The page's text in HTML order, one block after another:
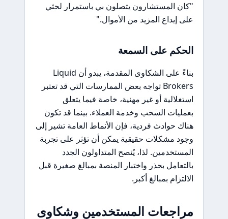
"كان المستشارون يتصلون بي باستمرار لحثي
على إيداع المزيد من الأموال."
الحكم على السمعة
بناءً على الشكاوى المقدمة، يبدو أن Liquid
Brokers تواجه بعض الممارسات التي قد تعتبر
استغلالية أو غير مهنية، خاصة فيما يتعلق
بعمليات السحب وخدمة العملاء. بينما قد تكون
هناك حوادث فردية، فإن الأنماط العامة تشير إلى
وجود مشكلات حقيقية يمكن أن تؤثر على تجربة
المستخدمين. لذا، يُنصح المتداولون الجدد
بالتعامل بحذر واختبار المنصة بمبالغ صغيرة قبل
الالتزام بمبالغ أكبر.
مراجعات المستخدمين وشكاوى